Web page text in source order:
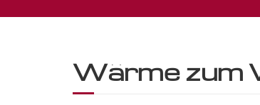
Wärme zum